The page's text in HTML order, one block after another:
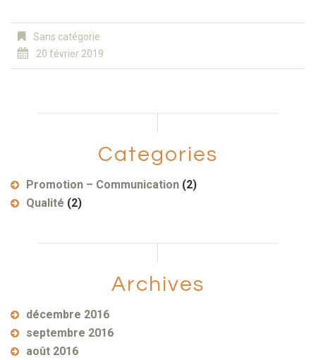
Sans catégorie
20 février 2019
Categories
Promotion – Communication (2)
Qualité (2)
Archives
décembre 2016
septembre 2016
août 2016